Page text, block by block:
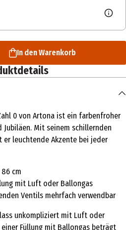
In den Warenkorb
0 von Artona ist ein farbenfroher
Mit seinem schillernden
er leuchtende Akzente bei jeder
cm
mit Luft oder Ballongas
Ventils mehrfach verwendbar
unkompliziert mit Luft oder
Füllung mit Ballongas beträgt